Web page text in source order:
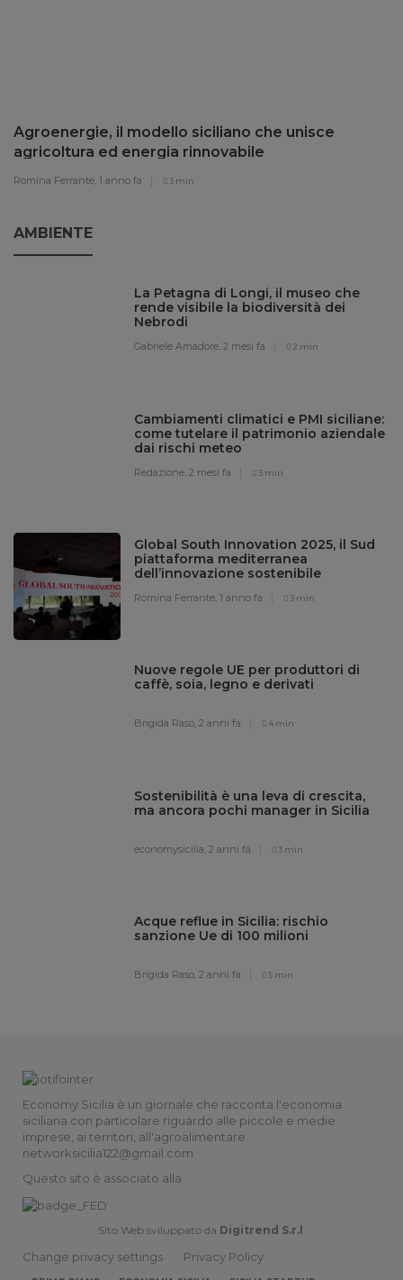
Agroenergie, il modello siciliano che unisce
agricoltura ed energia rinnovabile
Romina Ferrante, 1 anno fa 3 min
AMBIENTE
La Petagna di Longi, il museo che
rende visibile la biodiversità dei
Nebrodi
Gabriele Amadore,2 mesi fa 2 min
Cambiamenti climatici e PMI siciliane:
come tutelare il patrimonio aziendale
dai rischi meteo
Redazione,2 mesi fa 3 min
Global South Innovation 2025, il Sud
piattaforma mediterranea
dell’innovazione sostenibile
Romina Ferrante,1 anno fa 3 min
Nuove regole UE per produttori di
caffè, soia, legno e derivati
Brigida Raso,2 anni fa 4 min
Sostenibilità è una leva di crescita,
ma ancora pochi manager in Sicilia
economysicilia,2 anni fa 3 min
Acque reflue in Sicilia: rischio
sanzione Ue di 100 milioni
Brigida Raso,2 anni fa 5 min
Economy Sicilia è un giornale che racconta l'economia
siciliana con particolare riguardo alle piccole e medie
imprese, ai territori, all'agroalimentare.
networksicilia122@gmail.com
Questo sito è associato alla
Sito Web sviluppato da Digitrend S.r.l
Change privacy settings Privacy Policy